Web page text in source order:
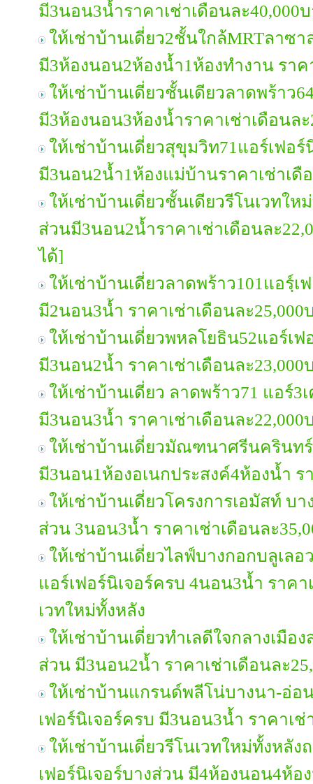
มี3นอน3น้ำราคาเช่าเดือนละ40,000
ให้เช่าบ้านเดี่ยว2ชั้นใกล้MRTลาซา
มี3ห้องนอน2ห้องน้ำ1ห้องทำงาน ราค
ให้เช่าบ้านเดี่ยวชั้นเดียวลาดพร้าว
มี3ห้องนอน3ห้องน้ำราคาเช่าเดือนละ
ให้เช่าบ้านเดี่ยวสุขุมวิท71แอร์เฟอร์
มี3นอน2น้ำ1ห้องแม่บ้านราคาเช่าเดื
ให้เช่าบ้านเดี่ยวชั้นเดียวรีโนเวทให
ส่วนมี3นอน2น้ำราคาเช่าเดือนละ
ได้]
ให้เช่าบ้านเดี่ยวลาดพร้าว101แอรฺ์เ
มี2นอน3น้ำ ราคาเช่าเดือนละ25,000
ให้เช่าบ้านเดี่ยวพหลโยธิน52แอร์เฟ
มี3นอน2น้ำ ราคาเช่าเดือนละ23,000
ให้เช่าบ้านเดี่ยว ลาดพร้าว71 แอร์3
มี3นอน3น้ำ ราคาเช่าเดือนละ22,000
ให้เช่าบ้านเดี่ยวมัณฑนาศรีนครินท
มี3นอน1ห้องอเนกประสงค์4ห้องน้ำ ร
ให้เช่าบ้านเดี่ยวโครงการเอมัสท์ บ
ส่วน 3นอน3น้ำ ราคาเช่าเดือนละ
ให้เช่าบ้านเดี่ยวไลฟ์บางกอกบลูเล
แอร์เฟอร์นิเจอร์ครบ 4นอน3น้ำ ราคา
เวทใหม่ทั้งหลัง
ให้เช่าบ้านเดี่ยวทำเลดีใจกลางเมือ
ส่วน มี3นอน2น้ำ ราคาเช่าเดือนละ
ให้เช่าบ้านแกรนด์พลีโน่บางนา-อ่อ
เฟอร์นิเจอร์ครบ มี3นอน3น้ำ ราคาเช่
ให้เช่าบ้านเดี่ยวรีโนเวทใหม่ทั้งหลั
เฟอร์นิเจอร์บางส่วน มี4ห้องนอน4ห้อ